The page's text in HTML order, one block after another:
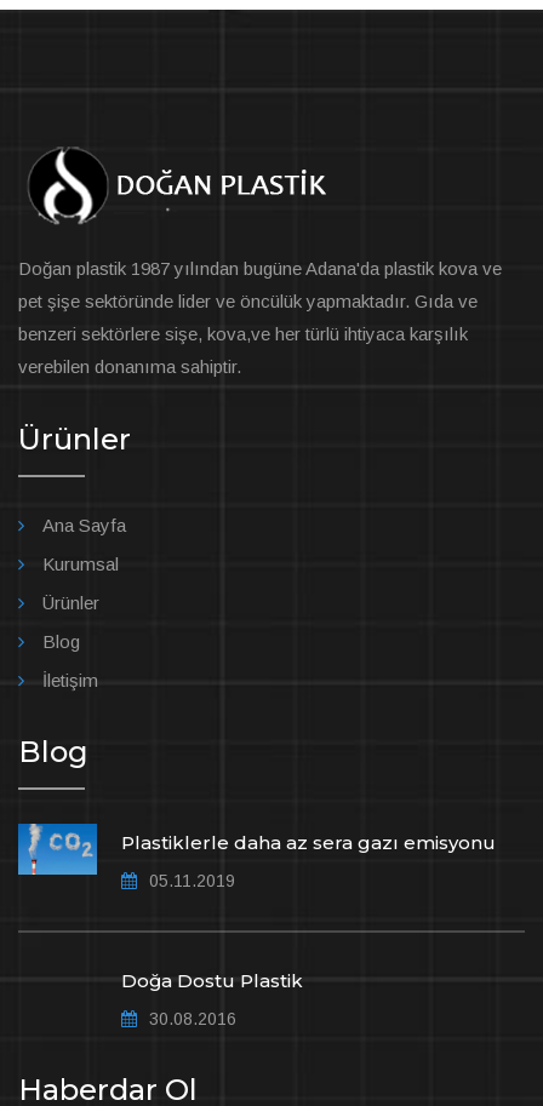
Doğan plastik 1987 yılından bugüne Adana'da plastik kova ve
pet şişe sektöründe lider ve öncülük yapmaktadır. Gıda ve
benzeri sektörlere sişe, kova,ve her türlü ihtiyaca karşılık
verebilen donanıma sahiptir.
Ürünler
Ana Sayfa
Kurumsal
Ürünler
Blog
İletişim
Blog
Plastiklerle daha az sera gazı emisyonu
05.11.2019
Doğa Dostu Plastik
30.08.2016
Haberdar Ol